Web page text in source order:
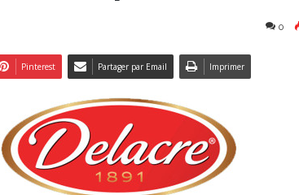
0
Pinterest Partager par Email Imprimer